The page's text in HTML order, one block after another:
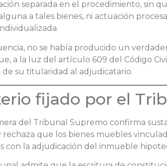
separada en el procedimiento, sin
a tales bienes, ni actuación
no se había producido un
a la luz del artículo 609 del Código
de su titularidad al adjudicatario.
fijado por el
del Tribunal Supremo confirma
rechaza que los bienes muebles
con la adjudicación del inmueble